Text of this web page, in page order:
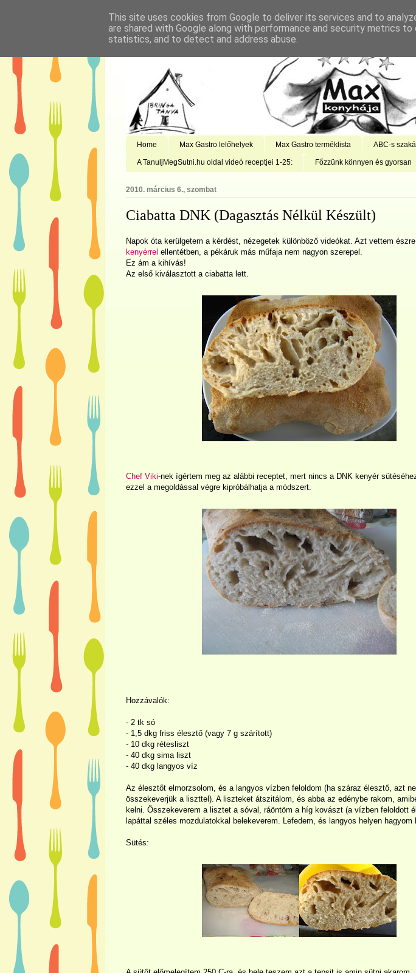
Home Max Gastro lelőhelyek Max Gastro terméklista ABC-s
A TanuljMegSutni.hu oldal videó receptjei 1-25: Főzzünk könnyen és gyorsan
2010. március 6., szombat
Ciabatta DNK (Dagasztás Nélkül Készült)
Napok óta kerülgetem a kérdést, nézegetek különböző videókat. Azt vettem
kenyérrel ellentétben, a pékáruk más műfaja nem nagyon szerepel.
Ez ám a kihívás!
Az első kiválasztott a ciabatta lett.
Chef Viki-nek ígértem meg az alábbi receptet, mert nincs a DNK kenyér
ezzel a megoldással végre kipróbálhatja a módszert.
Hozzávalók:
- 2 tk só
- 1,5 dkg friss élesztő (vagy 7 g szárított)
- 10 dkg rétesliszt
- 40 dkg sima liszt
- 40 dkg langyos víz
Az élesztőt elmorzsolom, és a langyos vízben feloldom (ha száraz élesztő, azt
összekeverjük a liszttel). A liszteket átszitálom, és abba az edénybe rakom,
kelni. Összekeverem a lisztet a sóval, ráöntöm a híg kovászt (a vízben feloldott
lapáttal széles mozdulatokkal belekeverem. Lefedem, és langyos helyen hagyom
Sütés:
This site uses cookies from Google to deliver its services and to
are shared with Google along with performance and security metrics
statistics, and to detect and address abuse.